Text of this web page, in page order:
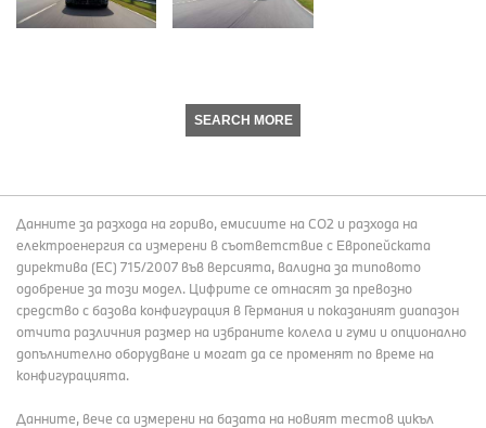
SEARCH MORE
Данните за разхода на гориво, емисиите на СО2 и разхода на
електроенергия са измерени в съответствие с Европейската
директива (EC) 715/2007 във версията, валидна за типовото
одобрение за този модел. Цифрите се отнасят за превозно
средство с базова конфигурация в Германия и показаният диапазон
отчита различния размер на избраните колела и гуми и опционално
допълнително оборудване и могат да се променят по време на
конфигурацията.
Данните, вече са измерени на базата на новият тестов цикъл